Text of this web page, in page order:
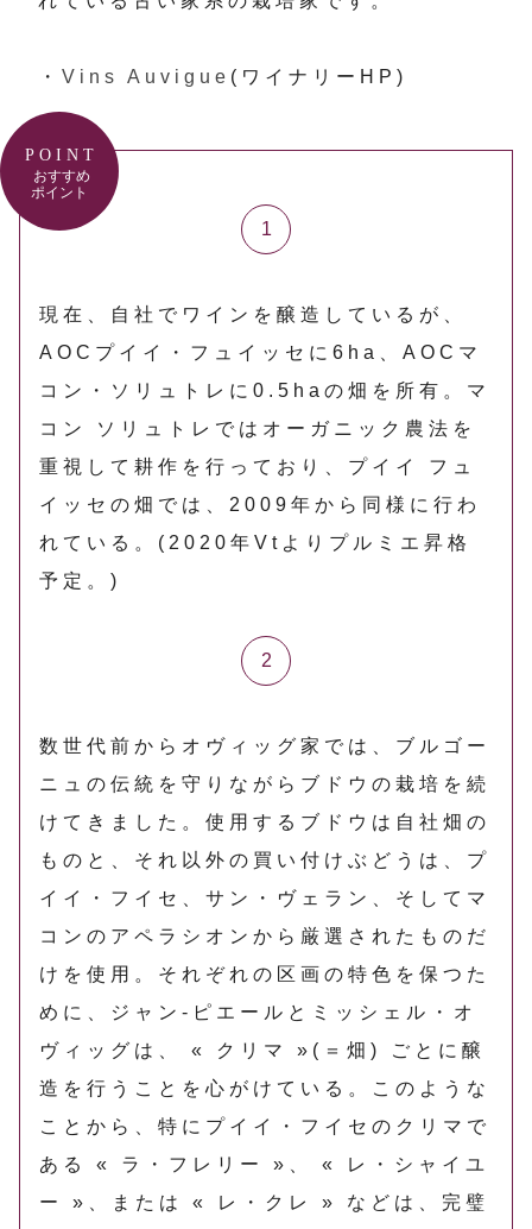
・ Vins Auvigue (ワイナリーHP)
POINT
おすすめ
ポイント
現在、自社でワインを醸造しているが、
AOCプイイ・フュイッセに6ha、AOCマ
コン・ソリュトレに0.5haの畑を所有。マ
コン ソリュトレではオーガニック農法を
重視して耕作を行っており、プイイ フュ
イッセの畑では、2009年から同様に行わ
れている。(2020年Vtよりプルミエ昇格
予定。)
数世代前からオヴィッグ家では、ブルゴー
ニュの伝統を守りながらブドウの栽培を続
けてきました。使用するブドウは自社畑の
ものと、それ以外の買い付けぶどうは、プ
イイ・フイセ、サン・ヴェラン、そしてマ
コンのアペラシオンから厳選されたものだ
けを使用。それぞれの区画の特色を保つた
めに、ジャン‐ピエールとミッシェル・オ
ヴィッグは、 « クリマ »(＝畑) ごとに醸
造を行うことを心がけている。このような
ことから、特にプイイ・フイセのクリマで
ある « ラ・フレリー »、 « レ・シャイユ
ー »、または « レ・クレ » などは、完璧